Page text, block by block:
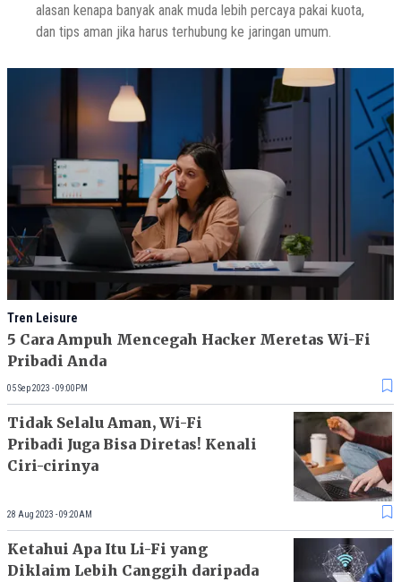
alasan kenapa banyak anak muda lebih percaya pakai kuota,
dan tips aman jika harus terhubung ke jaringan umum.
Tren Leisure
5 Cara Ampuh Mencegah Hacker Meretas Wi-Fi
Pribadi Anda
05 Sep 2023 - 09:00PM
Tidak Selalu Aman, Wi-Fi
Pribadi Juga Bisa Diretas! Kenali
Ciri-cirinya
28 Aug 2023 - 09:20AM
Ketahui Apa Itu Li-Fi yang
Diklaim Lebih Canggih daripada